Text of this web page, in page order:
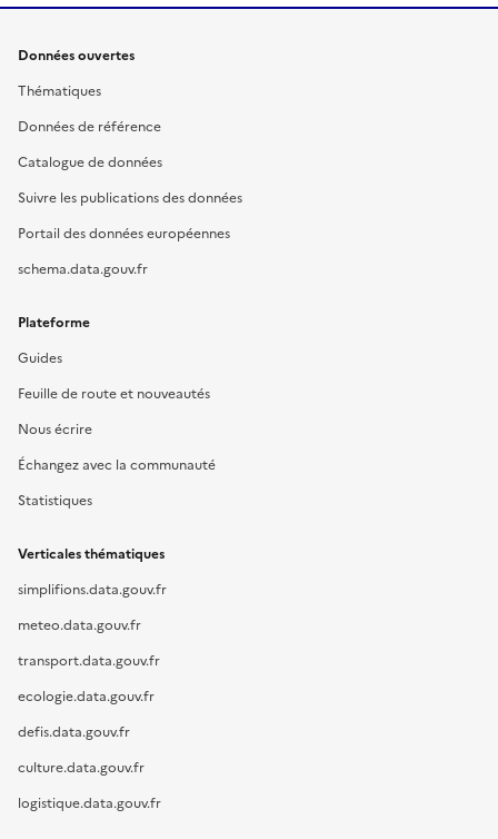
Données ouvertes
Thématiques
Données de référence
Catalogue de données
Suivre les publications des données
Portail des données européennes
schema.data.gouv.fr
Plateforme
Guides
Feuille de route et nouveautés
Nous écrire
Échangez avec la communauté
Statistiques
Verticales thématiques
simplifions.data.gouv.fr
meteo.data.gouv.fr
transport.data.gouv.fr
ecologie.data.gouv.fr
defis.data.gouv.fr
culture.data.gouv.fr
logistique.data.gouv.fr